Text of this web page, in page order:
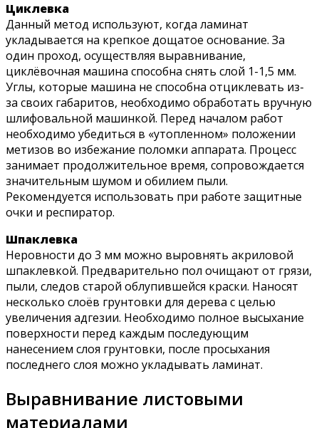
Циклевка
Данный метод используют, когда ламинат
укладывается на крепкое дощатое основание. За
один проход, осуществляя выравнивание,
циклёвочная машина способна снять слой 1-1,5 мм.
Углы, которые машина не способна отциклевать из-
за своих габаритов, необходимо обработать вручную
шлифовальной машинкой. Перед началом работ
необходимо убедиться в «утопленном» положении
метизов во избежание поломки аппарата. Процесс
занимает продолжительное время, сопровождается
значительным шумом и обилием пыли.
Рекомендуется использовать при работе защитные
очки и респиратор.
Шпаклевка
Неровности до 3 мм можно выровнять акриловой
шпаклевкой. Предварительно пол очищают от грязи,
пыли, следов старой облупившейся краски. Наносят
несколько слоёв грунтовки для дерева с целью
увеличения адгезии. Необходимо полное высыхание
поверхности перед каждым последующим
нанесением слоя грунтовки, после просыхания
последнего слоя можно укладывать ламинат.
Выравнивание листовыми
материалами